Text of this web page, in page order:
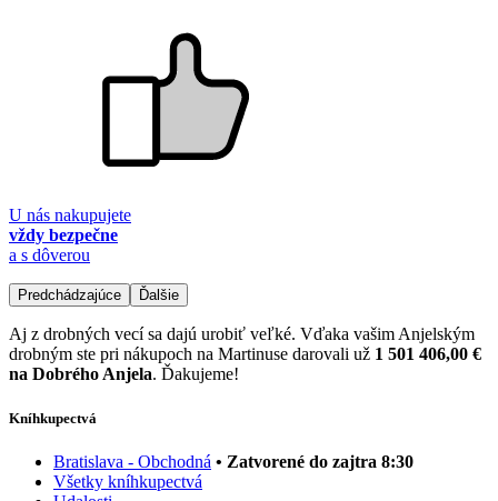
U nás nakupujete
vždy bezpečne
a s dôverou
Predchádzajúce Ďalšie
Aj z drobných vecí sa dajú urobiť veľké. Vďaka vašim Anjelským
drobným ste pri nákupoch na Martinuse darovali už 1 501 406,00 €
na Dobrého Anjela. Ďakujeme!
Kníhkupectvá
Bratislava - Obchodná • Zatvorené do zajtra 8:30
Všetky kníhkupectvá